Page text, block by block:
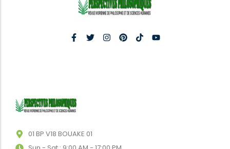
01 BP V18 BOUAKE 01